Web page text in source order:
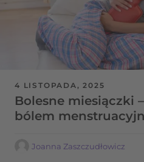
4 LISTOPADA, 2025
Bolesne miesiączki
bólem
Joanna Zaszczudłowicz